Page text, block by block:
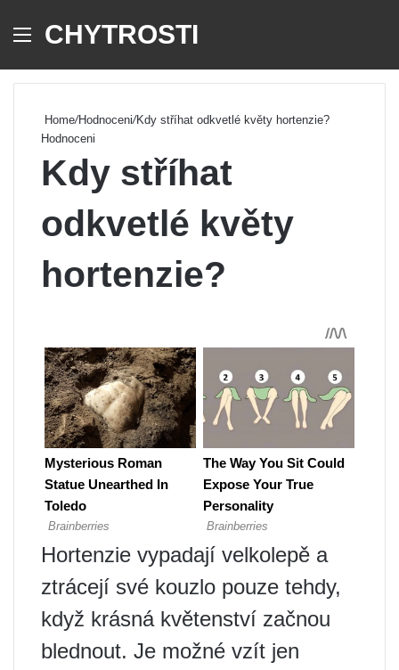
Menu
CHYTROSTI
Home/Hodnoceni/Kdy stříhat odkvetlé květy hortenzie?
Hodnoceni
Kdy stříhat
odkvetlé květy
hortenzie?
Hortenzie vypadají velkolepě a
ztrácejí své kouzlo pouze tehdy,
když krásná květenství začnou
blednout. Je možné vzít jen